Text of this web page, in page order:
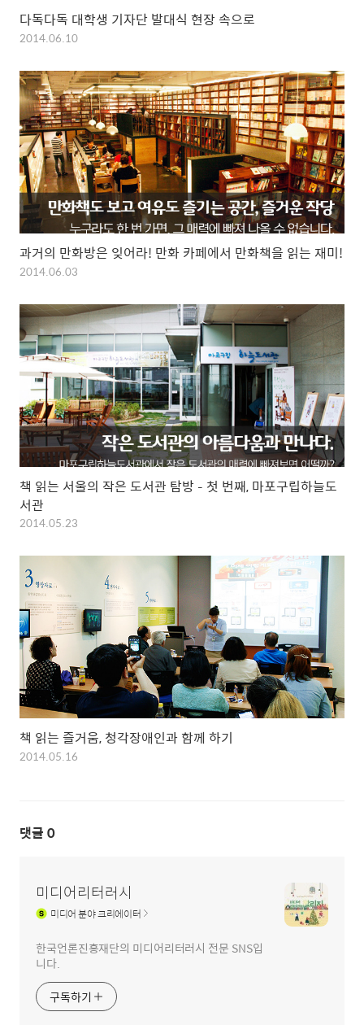
다독다독 대학생 기자단 발대식 현장 속으로
2014.06.10
과거의 만화방은 잊어라! 만화 카페에서 만화책을 읽는 재미!
2014.06.03
책 읽는 서울의 작은 도서관 탐방 – 첫 번째, 마포구립하늘도
서관
2014.05.23
책 읽는 즐거움, 청각장애인과 함께 하기
2014.05.16
댓글 0
미디어리터러시
미디어분야 크리에이터
한국언론진흥재단의 미디어리터러시 전문 SNS입
니다.
구독하기